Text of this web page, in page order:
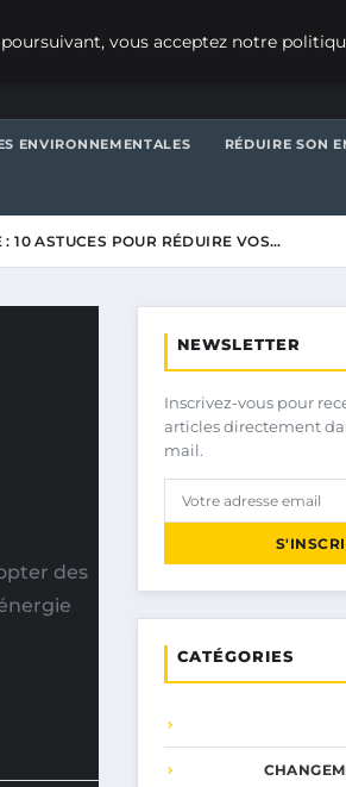
ENVIRONNEMENTALES RÉDUIRE SON
: 10 ASTUCES POUR RÉDUIRE VOS…
des
NEWSLETTER
Inscrivez-vous pour
articles directement
mail.
CATÉGORIES
vous acceptez notre